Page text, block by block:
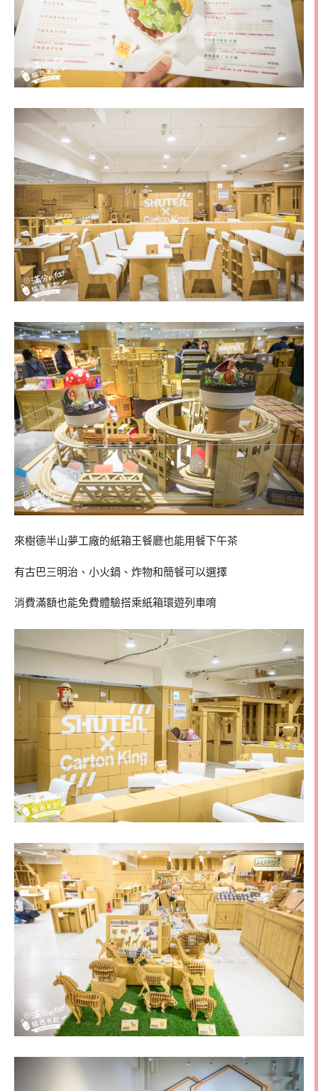
來樹德半山夢工廠的紙箱王餐廳也能用餐下午茶
有古巴三明治、小火鍋、炸物和簡餐可以選擇
消費滿額也能免費體驗搭乘紙箱環遊列車唷